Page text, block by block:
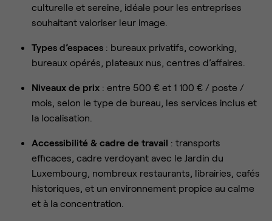
culturelle et sereine, idéale pour les entreprises
souhaitant valoriser leur image.
Types d’espaces : bureaux privatifs, coworking,
bureaux opérés, plateaux nus, centres d’affaires.
Niveaux de prix : entre 500 € et 1 100 € / poste /
mois, selon le type de bureau, les services inclus et
la localisation.
Accessibilité & cadre de travail : transports
efficaces, cadre verdoyant avec le Jardin du
Luxembourg, nombreux restaurants, librairies, cafés
historiques, et un environnement propice au calme
et à la concentration.